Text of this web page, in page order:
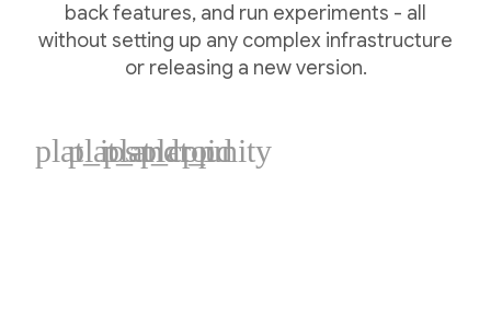
back features, and run experiments - all
without setting up any complex infrastructure
or releasing a new version.
plat_ios
plat_android
plat_cpp
plat_unity